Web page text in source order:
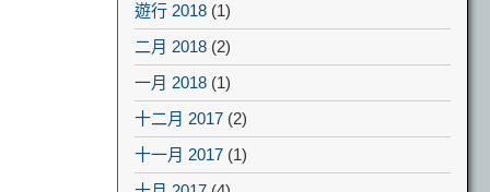
遊行 2018 (1)
二月 2018 (2)
一月 2018 (1)
十二月 2017 (2)
十一月 2017 (1)